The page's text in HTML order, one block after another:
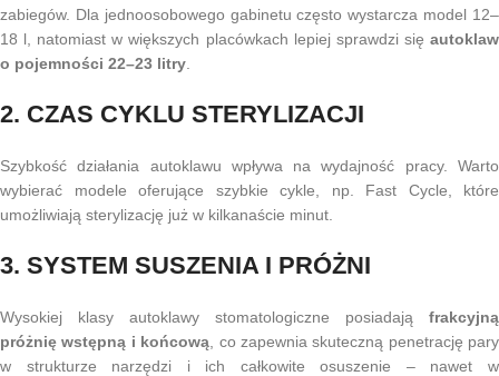
zabiegów. Dla jednoosobowego gabinetu często wystarcza model 12–
18 l, natomiast w większych placówkach lepiej sprawdzi się autoklaw
o pojemności 22–23 litry
2. CZAS CYKLU STERYLIZACJI
Szybkość działania autoklawu wpływa na wydajność pracy. Warto
wybierać modele oferujące szybkie cykle, np. Fast Cycle, które
umożliwiają sterylizację już w kilkanaście minut.
3. SYSTEM SUSZENIA I PRÓŻNI
Wysokiej klasy autoklawy stomatologiczne posiadają frakcyjną
próżnię wstępną i końcową , co zapewnia skuteczną penetrację pary
w strukturze narzędzi i ich całkowite osuszenie – nawet w